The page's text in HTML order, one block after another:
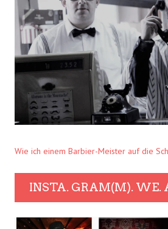
Wie ich einem Barbier-Meister auf die
INSTA. GRAM(M). WE.